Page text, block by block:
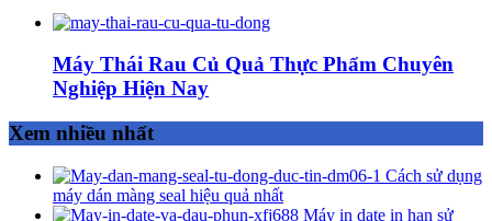
Máy Thái Rau Củ Quả Thực Phẩm Chuyên
Nghiệp Hiện Nay
Xem nhiều nhất
Cách sử dụng
máy dán màng seal hiệu quả nhất
Máy in date in hạn sử